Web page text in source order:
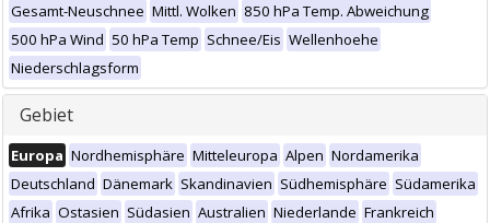
Gesamt-Neuschnee Mittl. Wolken 850 hPa Temp. Abweichung
500 hPa Wind 50 hPa Temp Schnee/Eis Wellenhoehe
Niederschlagsform
Gebiet
Europa Nordhemisphäre Mitteleuropa Alpen Nordamerika
Deutschland Dänemark Skandinavien Südhemisphäre Südamerika
Afrika Ostasien Südasien Australien Niederlande Frankreich